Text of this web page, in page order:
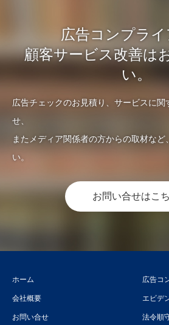
広告コンプライ
顧客サービス改善は
い。
広告チェックのお見積り、サービスに関
せ、
またメディア関係者の方からの取材など
い。
お問い合せはこ
ホーム
会社概要
お問い合せ
広告コ
エビデ
法令順